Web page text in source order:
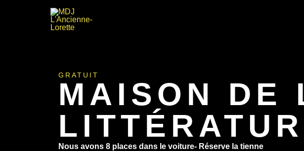
GRATUIT
MAISON DE
Nous avons 8 places dans le voiture- Réserve la tienne